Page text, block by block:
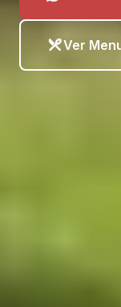
Ver